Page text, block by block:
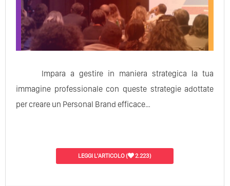
Impara a gestire in maniera strategica la tua
immagine professionale con queste strategie adottate
per creare un Personal Brand efficace…
LEGGI L'ARTICOLO( 2.223)